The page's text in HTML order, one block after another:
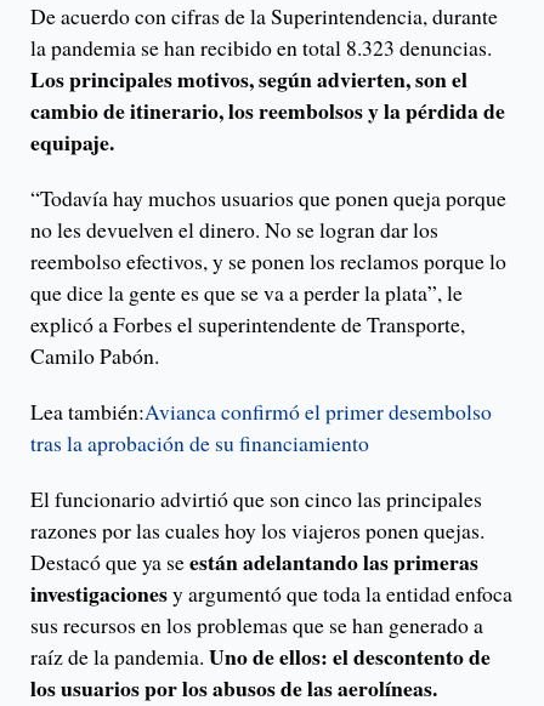
De acuerdo con cifras de la Superintendencia, durante
la pandemia se han recibido en total 8.323 denuncias.
Los principales motivos, según advierten, son el
cambio de itinerario, los reembolsos y la pérdida de
equipaje.
“Todavía hay muchos usuarios que ponen queja porque
no les devuelven el dinero. No se logran dar los
reembolso efectivos, y se ponen los reclamos porque lo
que dice la gente es que se va a perder la plata”, le
explicó a Forbes el superintendente de Transporte,
Camilo Pabón.
Lea también:Avianca confirmó el primer desembolso
tras la aprobación de su financiamiento
El funcionario advirtió que son cinco las principales
razones por las cuales hoy los viajeros ponen quejas.
Destacó que ya seestán adelantando las primeras
investigacionesy argumentó que toda la entidad enfoca
sus recursos en los problemas que se han generado a
raíz de la pandemia. Uno de ellos: el descontento de
los usuarios por los abusos de las aerolíneas.